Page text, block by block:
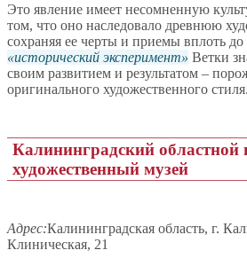
Это явление имеет несомненную
том, что оно наследовало древнюю
сохраняя ее черты и приемы вплоть
исторический эксперимент
Ветки
своим развитием и результатом –
оригинального художественного стиля.
Калининградский областной
художественный музей
Адрес:Калининградская область, г.
Клиническая, 21